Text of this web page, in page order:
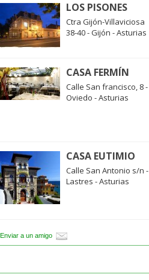
LOS PISONES
Ctra Gijón-Villaviciosa
38-40 - Gijón - Asturias
CASA FERMÍN
Calle San francisco, 8 -
Oviedo - Asturias
CASA EUTIMIO
Calle San Antonio s/n -
Lastres - Asturias
Enviar a un amigo